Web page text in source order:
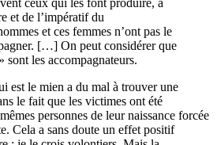
ceux qui les font produire, à
et de l’impératif du
et ces femmes n’ont pas le
[…] On peut considérer que
sont les accompagnateurs.
est le mien a du mal à trouver une
le fait que les victimes ont été
personnes de leur naissance forcée
Cela a sans doute un effet positif